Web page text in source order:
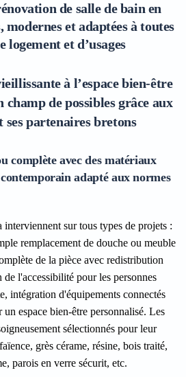
de salle de bain en
modernes et adaptées à toutes
logement et d’usages
à l’espace bien-être
de possibles grâce aux
ses partenaires bretons
complète avec des matériaux
adapté aux normes
sur tous types de projets :
remplacement de douche ou meuble
de la pièce avec redistribution
l'accessibilité pour les personnes
intégration d'équipements connectés
espace bien-être personnalisé. Les
sélectionnés pour leur
grès cérame, résine, bois traité,
parois en verre sécurit, etc.